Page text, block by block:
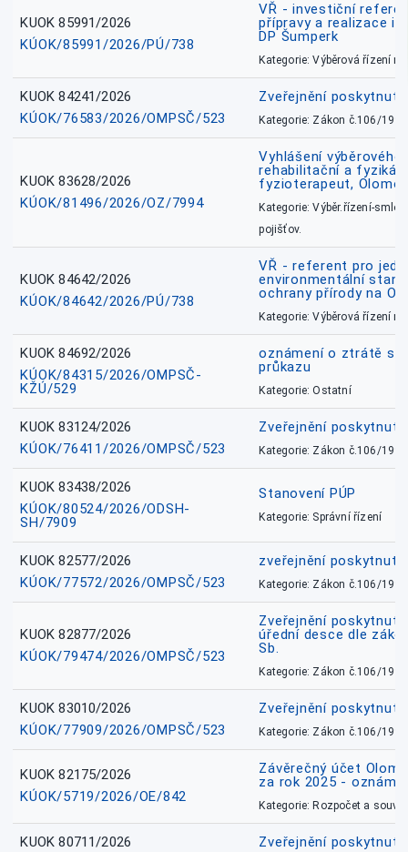
KUOK 85991/2026
KÚOK/85991/2026/PÚ/738
VŘ - investiční
přípravy a realizace
DP Šumperk
Kategorie: Výběrová řízení
KUOK 84241/2026
KÚOK/76583/2026/OMPSČ/523
Zveřejnění
Kategorie: Zákon č.106/1999
KUOK 83628/2026
KÚOK/81496/2026/OZ/7994
Vyhlášení
rehabilitační a
fyzioterapeut,
Kategorie: Výběr.řízení-
pojišťov.
KUOK 84642/2026
KÚOK/84642/2026/PÚ/738
VŘ - referent pro
environmentální
ochrany přírody na
Kategorie: Výběrová řízení
KUOK 84692/2026
KÚOK/84315/2026/OMPSČ-
KŽÚ/529
oznámení o ztrátě
průkazu
Kategorie: Ostatní
KUOK 83124/2026
KÚOK/76411/2026/OMPSČ/523
Zveřejnění
Kategorie: Zákon č.106/1999
KUOK 83438/2026
KÚOK/80524/2026/ODSH-
SH/7909
Stanovení PÚP
Kategorie: Správní řízení
KUOK 82577/2026
KÚOK/77572/2026/OMPSČ/523
zveřejnění
Kategorie: Zákon č.106/1999
KUOK 82877/2026
KÚOK/79474/2026/OMPSČ/523
Zveřejnění
úřední desce dle
Sb.
Kategorie: Zákon č.106/1999
KUOK 83010/2026
KÚOK/77909/2026/OMPSČ/523
Zveřejnění
Kategorie: Zákon č.106/1999
KUOK 82175/2026
KÚOK/5719/2026/OE/842
Závěrečný účet
za rok 2025 -
Kategorie: Rozpočet a
KUOK 80711/2026
Zveřejnění